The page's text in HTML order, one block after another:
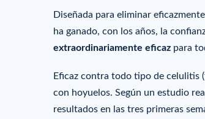
Diseñada para eliminar
ha ganado, con los años, la
extraordinariamente eficaz para
Eficaz contra todo tipo de celulitis
con hoyuelos. Según un estudio
resultados en las tres primeras